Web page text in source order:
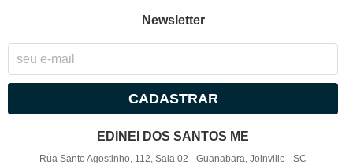
Newsletter
CADASTRAR
EDINEI DOS SANTOS ME
Rua Santo Agostinho, 112, Sala 02 -Guanabara, Joinville -SC